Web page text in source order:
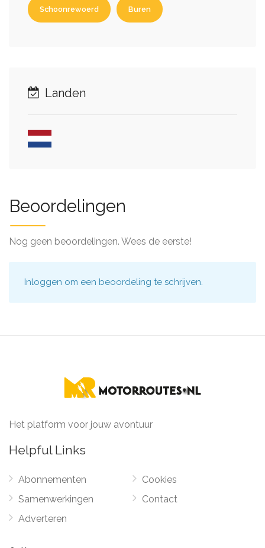
Schoonrewoerd Buren
Landen
Beoordelingen
Nog geen beoordelingen. Wees de eerste!
Inloggen om een beoordeling te schrijven.
Het platform voor jouw avontuur
Helpful Links
Abonnementen
Samenwerkingen
Adverteren
Cookies
Contact